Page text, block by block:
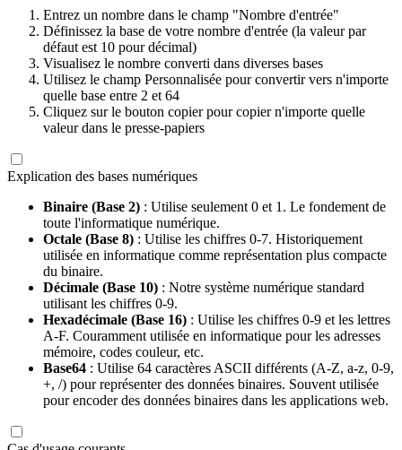
Entrez un nombre dans le champ "Nombre d'entrée"
Définissez la base de votre nombre d'entrée (la valeur par
défaut est 10 pour décimal)
Visualisez le nombre converti dans diverses bases
Utilisez le champ Personnalisée pour convertir vers n'importe
quelle base entre 2 et 64
Cliquez sur le bouton copier pour copier n'importe quelle
valeur dans le presse-papiers
Explication des bases numériques
Binaire (Base 2) : Utilise seulement 0 et 1. Le fondement de
toute l'informatique numérique.
Octale (Base 8) : Utilise les chiffres 0-7. Historiquement
utilisée en informatique comme représentation plus compacte
du binaire.
Décimale (Base 10) : Notre système numérique standard
utilisant les chiffres 0-9.
Hexadécimale (Base 16) : Utilise les chiffres 0-9 et les lettres
A-F. Couramment utilisée en informatique pour les adresses
mémoire, codes couleur, etc.
Base64 : Utilise 64 caractères ASCII différents (A-Z, a-z, 0-9,
+, /) pour représenter des données binaires. Souvent utilisée
pour encoder des données binaires dans les applications web.